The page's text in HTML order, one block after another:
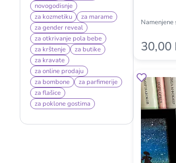
novogodisnje
za kozmetiku
za marame
za gender reveal
za otkrivanje pola bebe
za krštenje
za butike
za kravate
za online prodaju
za bombone
za parfimerije
za flašice
za poklone gostima
30,00